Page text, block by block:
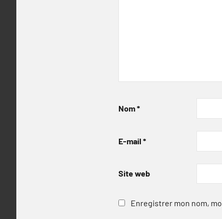
Nom*
E-mail *
Site web
Enregistrer mon nom,